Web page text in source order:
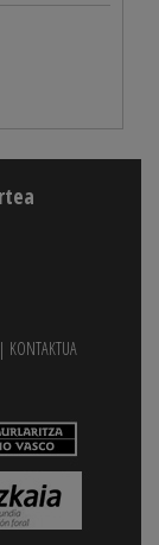
| KONTAKTUA